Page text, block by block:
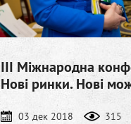
III Міжнародна
Нові ринки. Нові
03 дек 2018 315